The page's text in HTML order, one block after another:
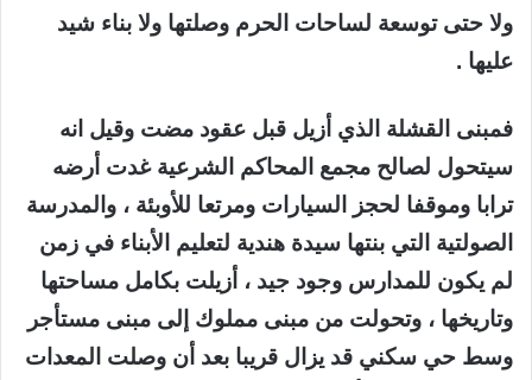
ولا حتى توسعة لساحات الحرم وصلتها ولا بناء شيد
عليها .
فمبنى القشلة الذي أزيل قبل عقود مضت وقيل انه
سيتحول لصالح مجمع المحاكم الشرعية غدت أرضه
ترابا وموقفا لحجز السيارات ومرتعا للأوبئة ، والمدرسة
الصولتية التي بنتها سيدة هندية لتعليم الأبناء في زمن
لم يكون للمدارس وجود جيد ، أزيلت بكامل مساحتها
وتاريخها ، وتحولت من مبنى مملوك إلى مبنى مستأجر
وسط حي سكني قد يزال قريبا بعد أن وصلت المعدات